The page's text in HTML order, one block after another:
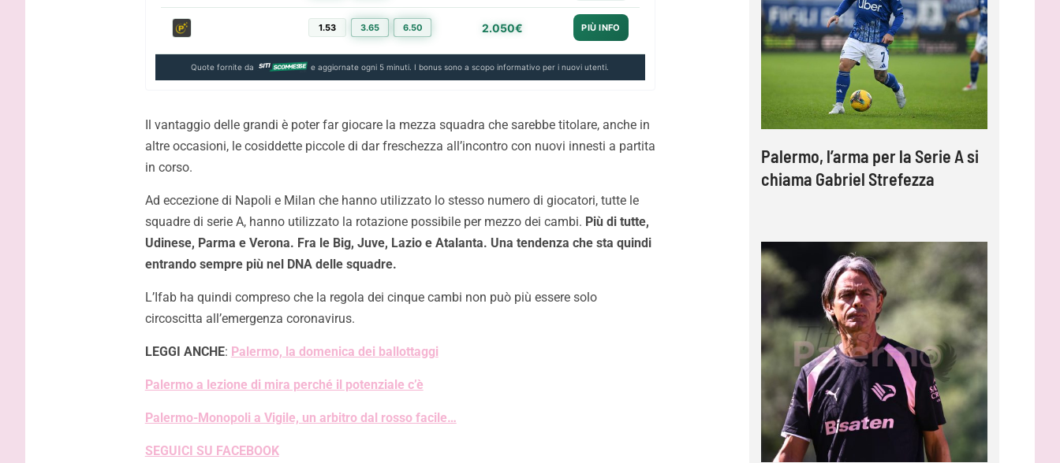
1.53 3.65 6.50 2.050€ PIÙ INFO
Quote fornite da e aggiornate ogni 5 minuti. I bonus sono a scopo informativo per i nuovi utenti.
Il vantaggio delle grandi è poter far giocare la mezza squadra che sarebbe titolare, anche in
altre occasioni, le cosiddette piccole di dar freschezza all’incontro con nuovi innesti a partita
in corso.
Ad eccezione di Napoli e Milan che hanno utilizzato lo stesso numero di giocatori, tutte le
squadre di serie A, hanno utilizzato la rotazione possibile per mezzo dei cambi. Più di tutte,
Udinese, Parma e Verona. Fra le Big, Juve, Lazio e Atalanta. Una tendenza che sta quindi
entrando sempre più nel DNA delle squadre.
L’Ifab ha quindi compreso che la regola dei cinque cambi non può più essere solo
circoscitta all’emergenza coronavirus.
LEGGI ANCHE: Palermo, la domenica dei ballottaggi
Palermo a lezione di mira perché il potenziale c’è
Palermo-Monopoli a Vigile, un arbitro dal rosso facile…
SEGUICI SU FACEBOOK
Palermo, l’arma per la Serie A si
chiama Gabriel Strefezza